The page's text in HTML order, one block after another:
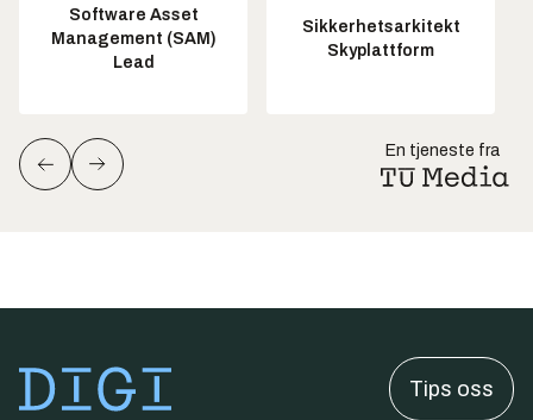
Software Asset
Management (SAM)
Lead
Sikkerhetsarkitekt
Skyplattform
En tjeneste fra
Tips oss